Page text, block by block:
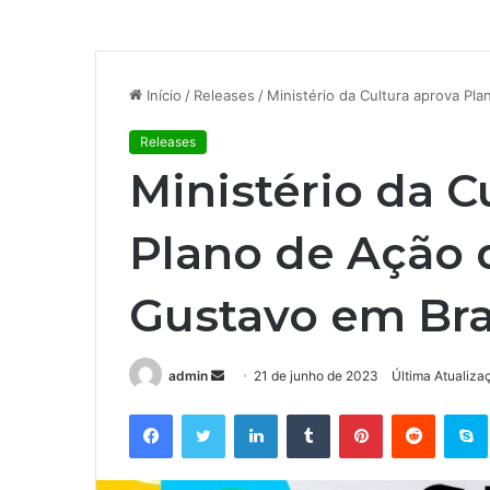
Início / Releases / Ministério da Cultura aprova
Releases
Ministério da
Plano de Ação
Gustavo em
admin
d
e
21 de junho de 2023 Última